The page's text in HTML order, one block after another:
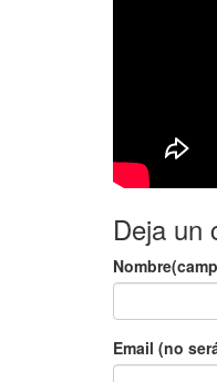
Deja un
Email (no